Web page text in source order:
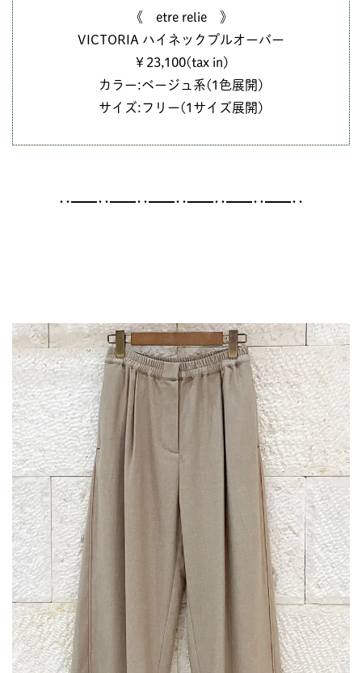
《 etre relie 》
VICTORIA ハイネックプルオーバー
￥23,100(tax in)
カラー:ベージュ系(1色展開)
サイズ:フリー(1サイズ展開)
･･━━･･━━･･━━･･━━･･━━･･━━･･